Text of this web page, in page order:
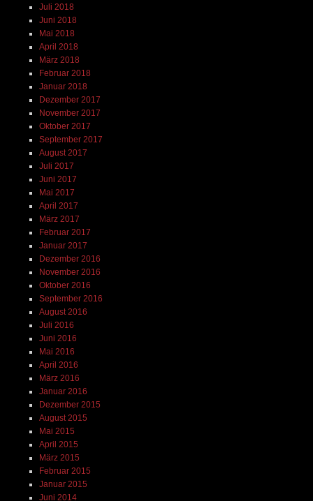
Juli 2018
Juni 2018
Mai 2018
April 2018
März 2018
Februar 2018
Januar 2018
Dezember 2017
November 2017
Oktober 2017
September 2017
August 2017
Juli 2017
Juni 2017
Mai 2017
April 2017
März 2017
Februar 2017
Januar 2017
Dezember 2016
November 2016
Oktober 2016
September 2016
August 2016
Juli 2016
Juni 2016
Mai 2016
April 2016
März 2016
Januar 2016
Dezember 2015
August 2015
Mai 2015
April 2015
März 2015
Februar 2015
Januar 2015
Juni 2014